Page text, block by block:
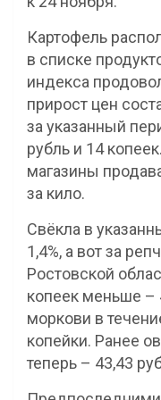
Картофель
в списке
индекса
прирост цен
за указанный
рубль и 14
магазины
за кило.
Свёкла в
1,4%, а вот за
Ростовской
копеек меньше –
моркови в
копейки. Ранее
теперь – 43,43